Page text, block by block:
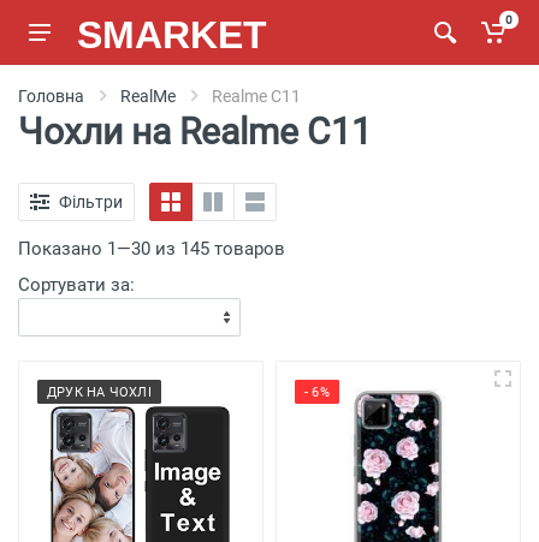
SMARKET 0
Головна RealMe Realme C11
Чохли на Realme C11
Фільтри
Показано 1—30 из 145 товаров
Сортувати за:
ДРУК НА ЧОХЛІ - 6%